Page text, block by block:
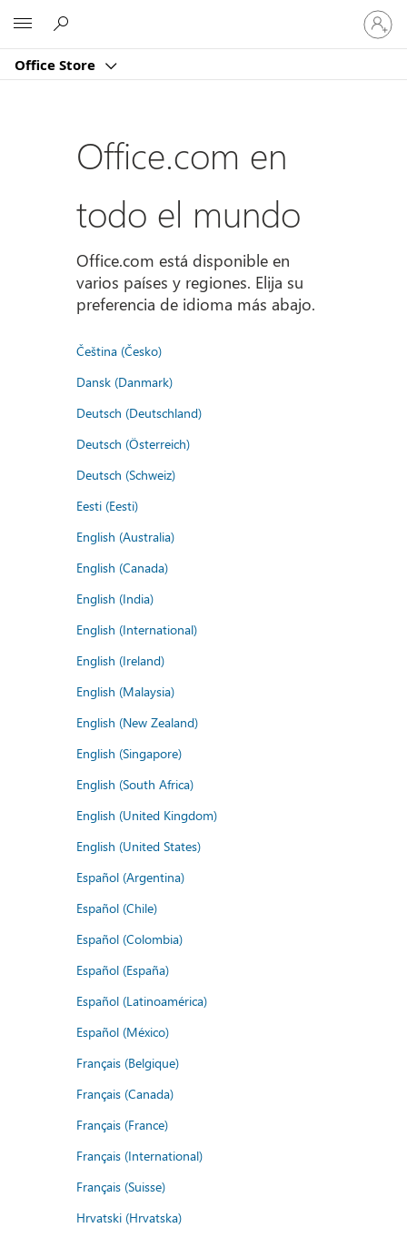
Office Store
Iniciar
sesión
en
cuenta
Office.com en
todo el mundo
Office.com está disponible en
varios países y regiones. Elija su
preferencia de idioma más abajo.
Čeština (Česko)
Dansk (Danmark)
Deutsch (Deutschland)
Deutsch (Österreich)
Deutsch (Schweiz)
Eesti (Eesti)
English (Australia)
English (Canada)
English (India)
English (International)
English (Ireland)
English (Malaysia)
English (New Zealand)
English (Singapore)
English (South Africa)
English (United Kingdom)
English (United States)
Español (Argentina)
Español (Chile)
Español (Colombia)
Español (España)
Español (Latinoamérica)
Español (México)
Français (Belgique)
Français (Canada)
Français (France)
Français (International)
Français (Suisse)
Hrvatski (Hrvatska)